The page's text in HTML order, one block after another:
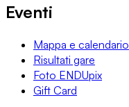
Eventi
Mappa e calendario
Risultati gare
Foto ENDUpix
Gift Card